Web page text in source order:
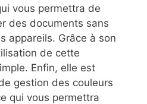
vous permettra de
des documents sans
appareils. Grâce à son
de cette
Enfin, elle est
gestion des couleurs
qui vous permettra